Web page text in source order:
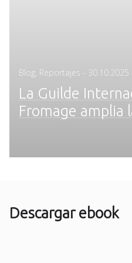
Blog Reportajes - Posted
30.10.2025
La Guilde
Fromage amplia
Descargar ebook